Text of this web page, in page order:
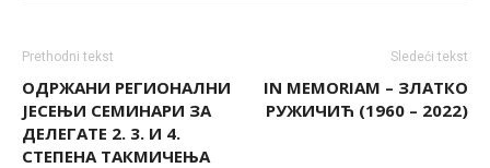
Prethodni tekst
OДРЖАНИ РЕГИОНАЛНИ
ЈЕСЕЊИ СЕМИНАРИ ЗА
ДЕЛЕГАТЕ 2. 3. И 4.
СТЕПЕНА ТАКМИЧЕЊА
Sledeći tekst
IN MEMORIAM – ЗЛАТКО
РУЖИЧИЋ (1960 – 2022)